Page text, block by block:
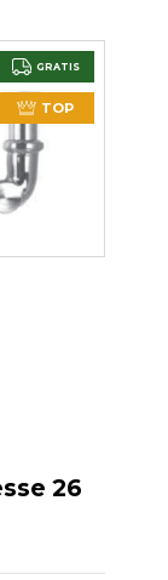
GRATIS
TOP
26